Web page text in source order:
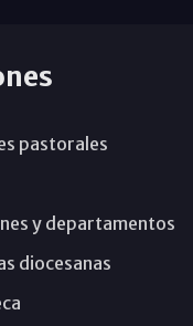
pastorales
y departamentos
diocesanas